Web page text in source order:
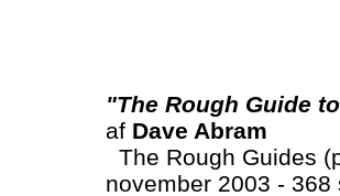
"The Rough Guide
af Dave Abram
The Rough Guides
november 2003 - 368